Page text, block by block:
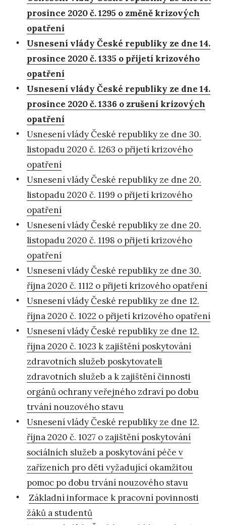
prosince 2020 č. 1295 o změně krizových
opatření
Usnesení vlády České republiky ze dne 14.
prosince 2020 č. 1335 o přijetí krizového
opatření
Usnesení vlády České republiky ze dne 14.
prosince 2020 č. 1336 o zrušení krizových
opatření
Usnesení vlády České republiky ze dne 30.
listopadu 2020 č. 1263 o přijetí krizového
opatření
Usnesení vlády České republiky ze dne 20.
listopadu 2020 č. 1199 o přijetí krizového
opatření
Usnesení vlády České republiky ze dne 20.
listopadu 2020 č. 1198 o přijetí krizového
opatření
Usnesení vlády České republiky ze dne 30.
října 2020 č. 1112 o přijetí krizového opatření
Usnesení vlády České republiky ze dne 12.
října 2020 č. 1022 o přijetí krizového opatření
Usnesení vlády České republiky ze dne 12.
října 2020 č. 1023 k zajištění poskytování
zdravotních služeb poskytovateli
zdravotních služeb a k zajištění činnosti
orgánů ochrany veřejného zdraví po dobu
trvání nouzového stavu
Usnesení vlády České republiky ze dne 12.
října 2020 č. 1027 o zajištění poskytování
sociálních služeb a poskytování péče v
zařízeních pro děti vyžadující okamžitou
pomoc po dobu trvání nouzového stavu
Základní informace k pracovní povinnosti
žáků a studentů